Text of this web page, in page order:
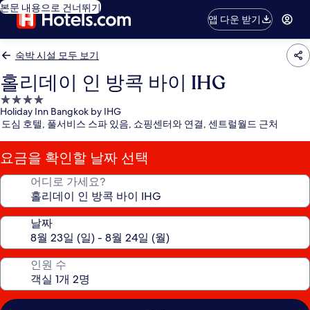
본문 내용으로 건너뛰기
앱 다운 받기
숙박 시설 모두 보기
홀리데이 인 방콕 바이 IHG
4.0
성
급
숙
박
시
Holiday Inn Bangkok by IHG
도심 호텔, 풀서비스 스파 있음, 쇼핑센터와 연결, 센트럴월드 근처
요금을 확인할 날짜 선택
어디로 가세요?
날짜
인원 수